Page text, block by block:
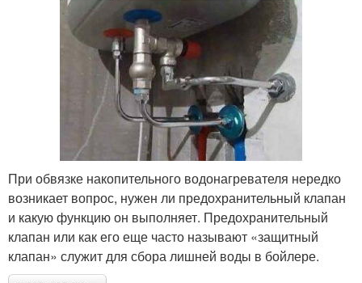
При обвязке накопительного водонагревателя нередко
возникает вопрос, нужен ли предохранительный клапан
и какую функцию он выполняет. Предохранительный
клапан или как его еще часто называют «защитный
клапан» служит для сбора лишней воды в бойлере.